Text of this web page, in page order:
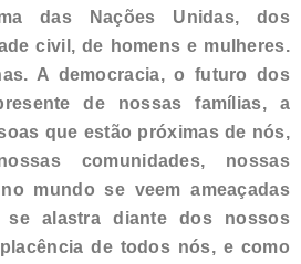
das Nações Unidas, dos
civil, de homens e mulheres.
A democracia, o futuro dos
de nossas famílias, a
que estão próximas de nós,
comunidades, nossas
mundo se veem ameaçadas
se alastra diante dos nossos
de todos nós, e como